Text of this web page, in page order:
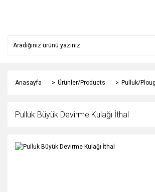
Anasayfa Ürünler/Products Pulluk/
Pulluk Büyük Devirme Kulağı İthal